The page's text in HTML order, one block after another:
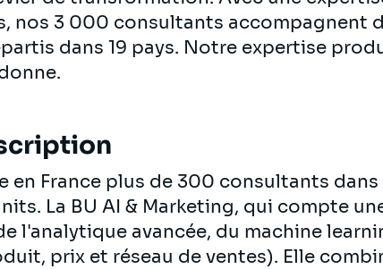
nos 3 000 consultants accompagnent
dans 19 pays. Notre expertise
en France plus de 300 consultants
La BU AI & Marketing, qui compte
l'analytique avancée, du machine
prix et réseau de ventes). Elle